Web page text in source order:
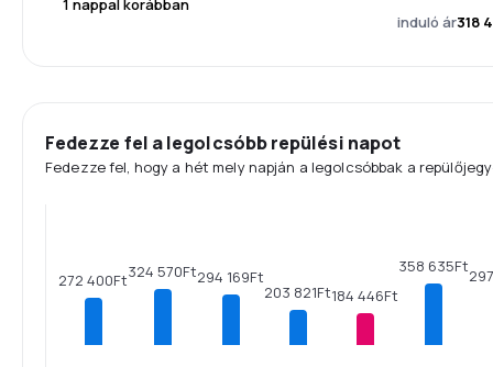
1 nappal korábban
induló ár318
Fedezze fel a legolcsóbb repülési napot
Fedezze fel, hogy a hét mely napján a legolcsóbbak a
272 400Ft324 570Ft294 169Ft
203 821Ft184 446Ft
358 635Ft